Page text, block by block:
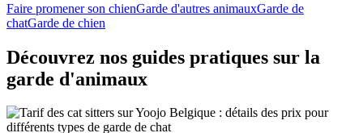
Faire promener son chienGarde d'autres animauxGarde de
chatGarde de chien
Découvrez nos guides pratiques sur la
garde d'animaux